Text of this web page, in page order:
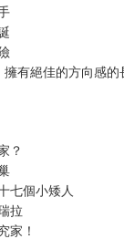
擁有絕佳的方向感
？
七個小矮人
拉
家！